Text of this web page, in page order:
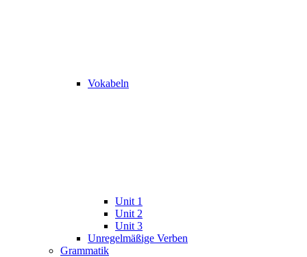
Vokabeln
Unit 1
Unit 2
Unit 3
Unregelmäßige Verben
Grammatik